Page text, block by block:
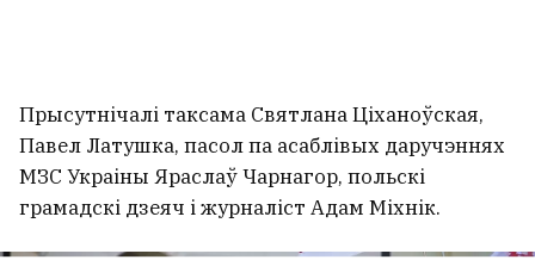
Прысутнічалі таксама Святлана Ціханоўская,
Павел Латушка, пасол па асаблівых даручэннях
МЗС Украіны Яраслаў Чарнагор, польскі
грамадскі дзеяч і журналіст Адам Міхнік.